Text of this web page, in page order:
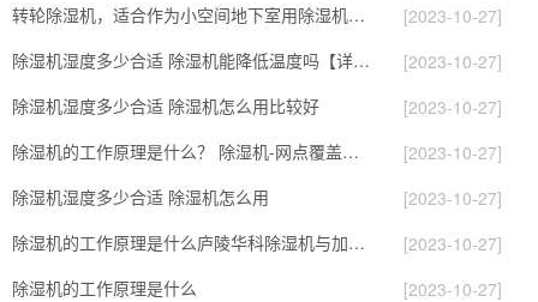
转轮除湿机，适合作为小空间地下室用除湿机使用么？
[2023-10-27]
除湿机湿度多少合适 除湿机能降低温度吗【详解】
[2023-10-27]
除湿机湿度多少合适 除湿机怎么用比较好
[2023-10-27]
除湿机的工作原理是什么？ 除湿机-网点覆盖全国-专
[2023-10-27]
除湿机湿度多少合适 除湿机怎么用
[2023-10-27]
除湿机的工作原理是什么庐陵华科除湿机与加热器除湿有什么区别
[2023-10-27]
除湿机的工作原理是什么
[2023-10-27]